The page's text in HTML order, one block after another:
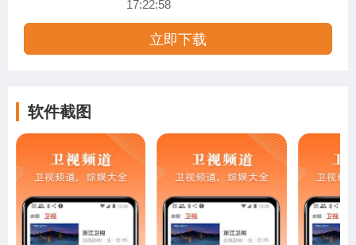
17:22:58
立即下载
软件截图